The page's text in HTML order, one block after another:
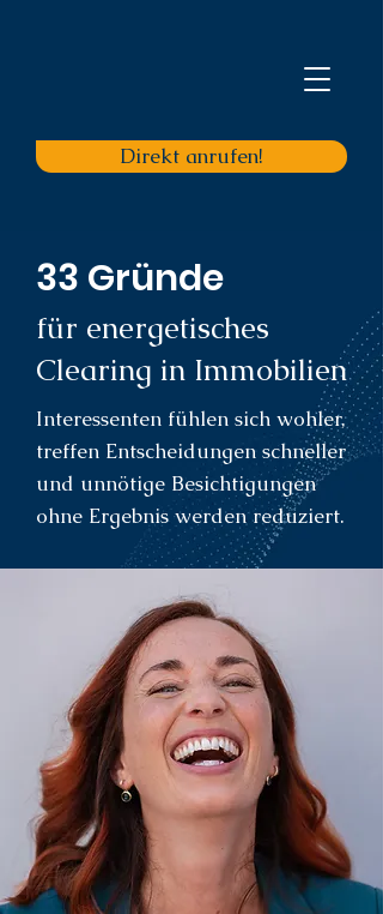
Direkt anrufen!
33 Gründe
für energetisches
Clearing in Immobilien
Interessenten fühlen sich wohler,
treffen Entscheidungen schneller
und unnötige Besichtigungen
ohne Ergebnis werden reduziert.